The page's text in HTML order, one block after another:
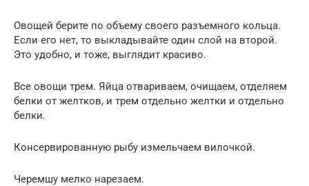
Овощей берите по объему своего разъемного кольца.
Если его нет, то выкладывайте один слой на второй.
Это удобно, и тоже, выглядит красиво.
Все овощи трем. Яйца отвариваем, очищаем, отделяем
белки от желтков, и трем отдельно желтки и отдельно
белки.
Консервированную рыбу измельчаем вилочкой.
Черемшу мелко нарезаем.